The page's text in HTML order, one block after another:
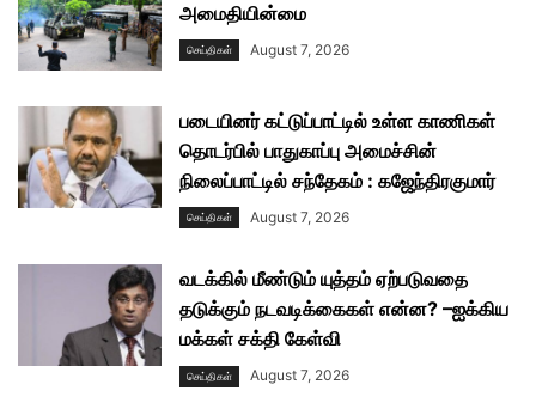
அமைதியின்மை
செய்திகள் August 7, 2026
படையினர் கட்டுப்பாட்டில் உள்ள காணிகள்
தொடர்பில் பாதுகாப்பு அமைச்சின்
நிலைப்பாட்டில் சந்தேகம் : கஜேந்திரகுமார்
செய்திகள் August 7, 2026
வடக்கில் மீண்டும் யுத்தம் ஏற்படுவதை
தடுக்கும் நடவடிக்கைகள் என்ன? –ஐக்கிய
மக்கள் சக்தி கேள்வி
செய்திகள் August 7, 2026